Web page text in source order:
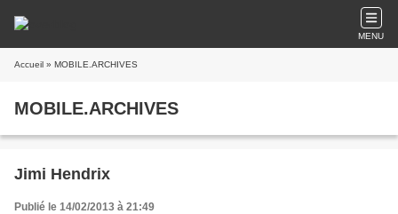
MENU
Accueil » MOBILE.ARCHIVES
MOBILE.ARCHIVES
Jimi Hendrix
Publié le 14/02/2013 à 21:49